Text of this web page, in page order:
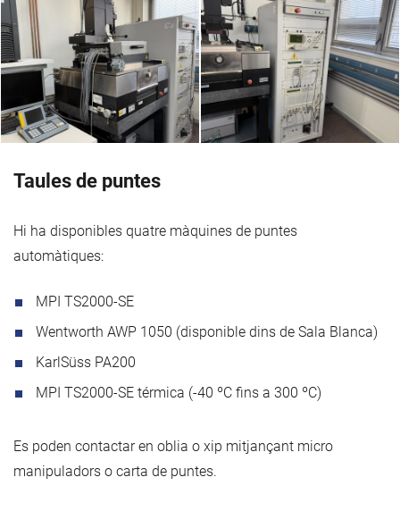
Taules de puntes
Hi ha disponibles quatre màquines de puntes
automàtiques:
MPI TS2000-SE
Wentworth AWP 1050 (disponible dins de Sala Blanca)
KarlSüss PA200
MPI TS2000-SE térmica (-40 ºC fins a 300 ºC)
Es poden contactar en oblia o xip mitjançant micro
manipuladors o carta de puntes.